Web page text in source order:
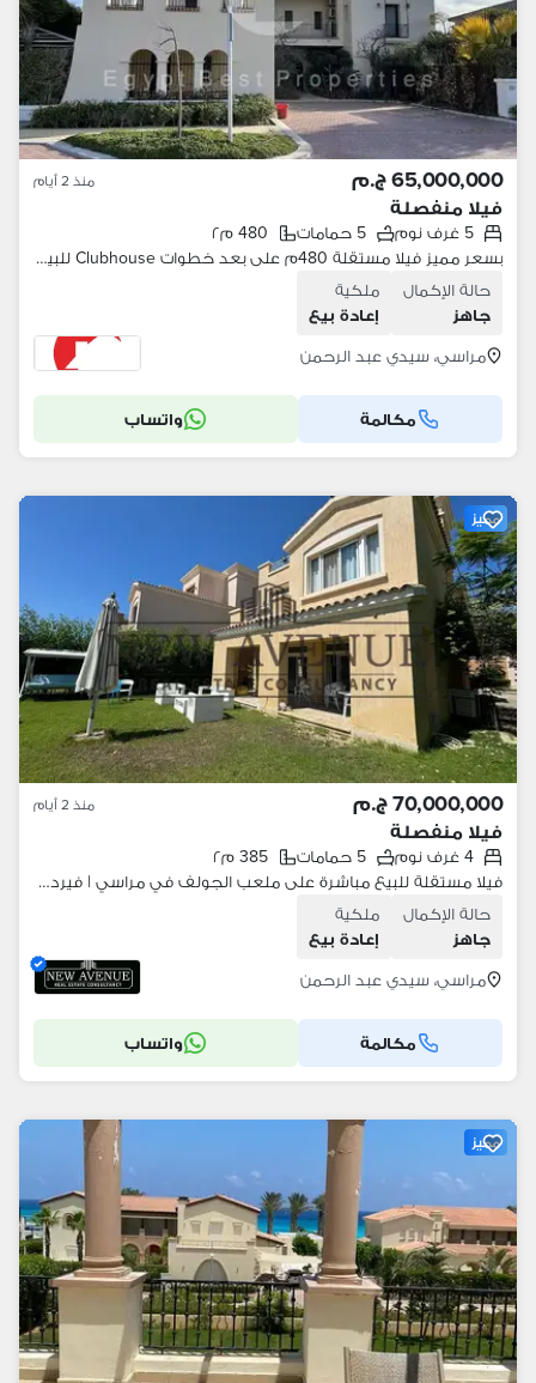
65,000,000 ج.م منذ 2 أيام
فيلا منفصلة
5 غرف نوم 5 حمامات
480 م٢
بسعر مميز فيلا مستقلة 480م على بعد خطوات Clubhouse للبيع في مراسي فيكتوريا اعمار الساحل الشمالي سيدي عبد الرحمن
حالة الإكمال
جاهز
ملكية
إعادة بيع
مراسي، سيدي عبد الرحمن
مكالمة واتساب
مميز
70,000,000 ج.م منذ 2 أيام
فيلا منفصلة
4 غرف نوم 5 حمامات
385 م٢
فيلا مستقلة للبيع مباشرة على ملعب الجولف في مراسي | فيردي، تشطيب كامل ومفروشة بالتكييفات، جاهزة للسكن
حالة الإكمال
جاهز
ملكية
إعادة بيع
مراسي، سيدي عبد الرحمن
مكالمة واتساب
مميز